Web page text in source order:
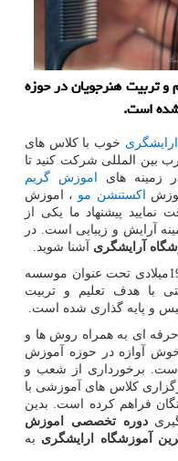
و تربیت هنرجویان در حوزه
شده است.
خوب با کلاس های
بین المللی شرکت کنید تا
زمینه های
اموزش گریم
اکستنشن مو ، اموزش
نمایید پیشنهاد ما یکی از
آرایش و زیبایی است. در
آرایشگری
آشنا شوید.
میلادی تحت عنوان موسسه
با هدف تعلیم و تربیت
و پایه گذاری شده است.
ای به همراه روش ها و
آوازه در حوزه آموزش
است. برخورداری از شعب و
کشور امکان برگزاری کلاس های آموزشی با
فراهم کرده است. بدین
دوره تخصصی اموزش
آموزشگاه ارایشگری به